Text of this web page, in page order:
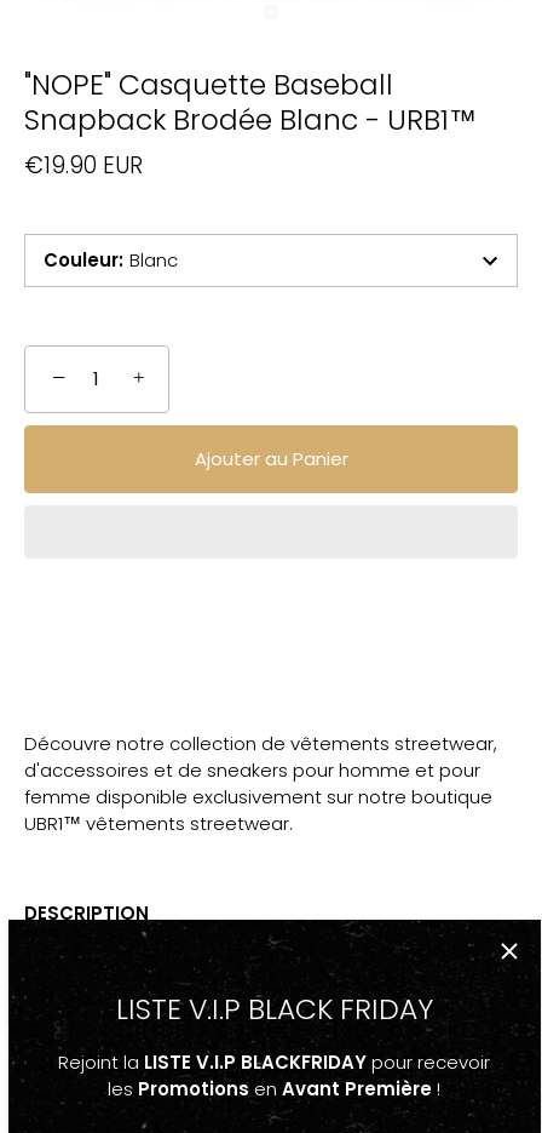
"NOPE" Casquette Baseball
Snapback Brodée Blanc - URB1™
€19.90 EUR
Couleur: Blanc
− +
Ajouter au Panier
Découvre notre collection de vêtements streetwear,
d'accessoires et de sneakers pour homme et pour
femme disponible exclusivement sur notre boutique
UBR1™ vêtements streetwear.
DESCRIPTION
-Casquette Baseball Snapback Brodée Blanche
"NOPE"
-Autres Couleurs disponible : Noir, Blanc, Rouge, Rose,
Beige, Bleu Ciel
LISTE V.I.P BLACK FRIDAY
Rejoint la LISTE V.I.P BLACKFRIDAYpour recevoir
les Promotions en Avant Première!